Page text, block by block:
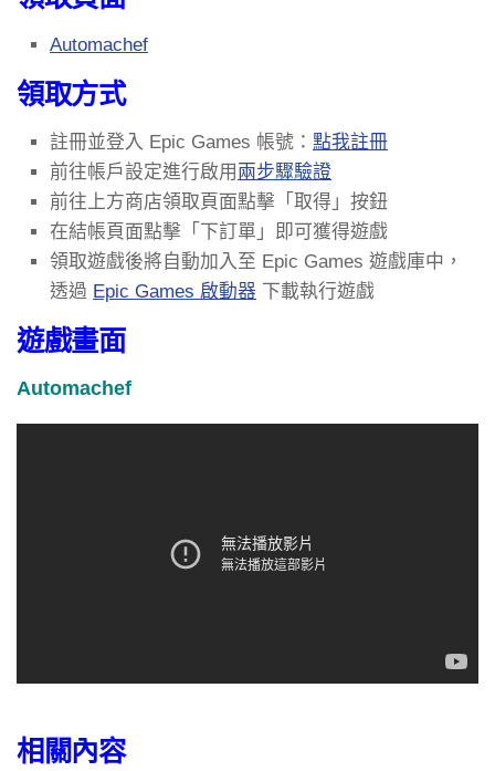
Automachef
領取方式
註冊並登入 Epic Games 帳號： 點我註冊
前往帳戶設定進行啟用 兩步驟驗證
前往上方商店領取頁面點擊「取得」按鈕
在結帳頁面點擊「下訂單」即可獲得遊戲
領取遊戲後將自動加入至 Epic Games 遊戲庫中，
透過 Epic Games 啟動器 下載執行遊戲
遊戲畫面
Automachef
相關內容